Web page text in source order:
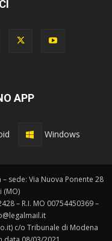
APP
Windows
sede: Via Nuova Ponente 28
(MO)
– R.I. MO 00754450369 –
c/o Tribunale di Modena